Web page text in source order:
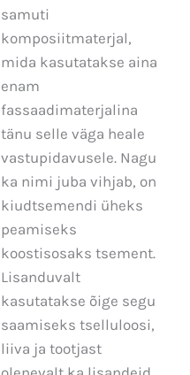
samuti
komposiitmaterjal,
mida kasutatakse aina
enam
fassaadimaterjalina
tänu selle väga heale
vastupidavusele. Nagu
ka nimi juba vihjab, on
kiudtsemendi üheks
peamiseks
koostisosaks tsement.
Lisanduvalt
kasutatakse õige segu
saamiseks tselluloosi,
liiva ja tootjast